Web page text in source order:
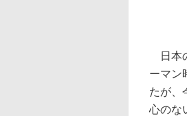
日本
ーマン
たが、
心のな